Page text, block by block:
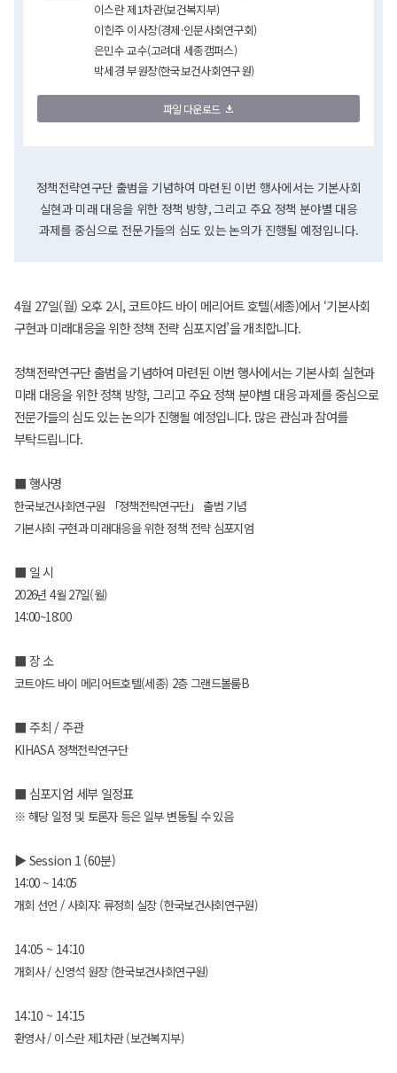
이스란 제1차관(보건복지부)
이힌주 이사장(경제·인문사회연구회)
은민수 교수(고려대 세종캠퍼스)
박세경 부원장(한국보건사회연구원)
파일 다운로드
정책전략연구단 출범을 기념하여 마련된 이번 행사에서는 기본사회
실현과 미래 대응을 위한 정책 방향, 그리고 주요 정책 분야별 대응
과제를 중심으로 전문가들의 심도 있는 논의가 진행될 예정입니다.
4월 27일(월) 오후 2시, 코트야드 바이 메리어트 호텔(세종)에서 ‘기본사회
구현과 미래대응을 위한 정책 전략 심포지엄’을 개최합니다.
정책전략연구단 출범을 기념하여 마련된 이번 행사에서는 기본사회 실현과
미래 대응을 위한 정책 방향, 그리고 주요 정책 분야별 대응 과제를 중심으로
전문가들의 심도 있는 논의가 진행될 예정입니다. 많은 관심과 참여를
부탁드립니다.
■ 행사명
한국보건사회연구원 「정책전략연구단」 출범 기념
기본사회 구현과 미래대응을 위한 정책 전략 심포지엄
■ 일 시
2026년 4월 27일(월)
14:00~18:00
■ 장 소
코트야드 바이 메리어트호텔(세종) 2층 그랜드볼룸B
■ 주최 / 주관
KIHASA 정책전략연구단
■ 심포지엄 세부 일정표
※ 해당 일정 및 토론자 등은 일부 변동될 수 있음
▶ Session 1 (60분)
14:00 ~ 14:05
개회 선언 / 사회자: 류정희 실장 (한국보건사회연구원)
14:05 ~ 14:10
개회사 / 신영석 원장 (한국보건사회연구원)
14:10 ~ 14:15
환영사 / 이스란 제1차관 (보건복지부)